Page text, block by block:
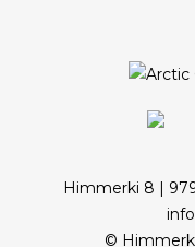
Himmerki 8 |
©